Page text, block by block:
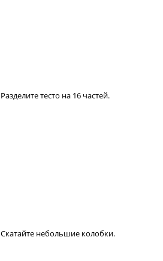
Разделите тесто на 16 частей.
Скатайте небольшие колобки.